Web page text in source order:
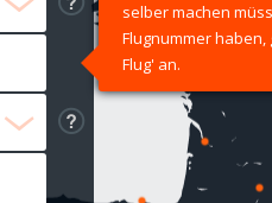
selber machen
Flugnummer haben,
Flug' an.